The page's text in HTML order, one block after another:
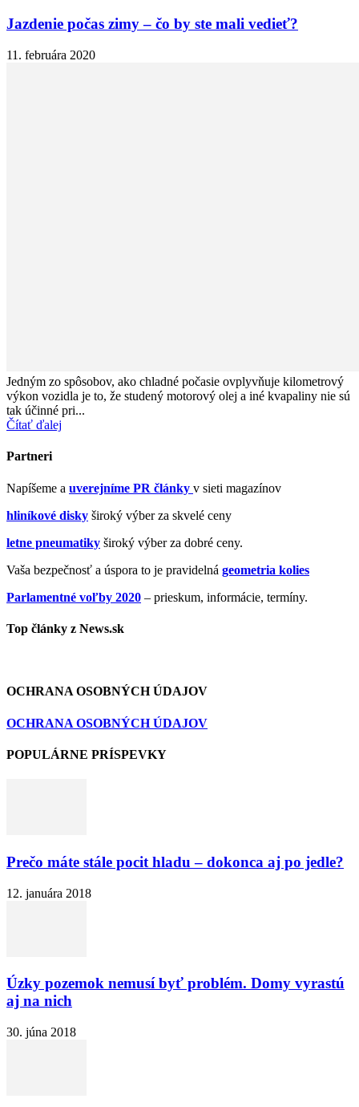
Jazdenie počas zimy – čo by ste mali vedieť?
11. februára 2020
Jedným zo spôsobov, ako chladné počasie ovplyvňuje kilometrový
výkon vozidla je to, že studený motorový olej a iné kvapaliny nie sú
tak účinné pri...
Čítať ďalej
Partneri
Napíšeme a uverejníme PR články v sieti magazínov
hliníkové disky široký výber za skvelé ceny
letne pneumatiky široký výber za dobré ceny.
Vaša bezpečnosť a úspora to je pravidelná geometria kolies
Parlamentné voľby 2020 – prieskum, informácie, termíny.
Top články z News.sk
OCHRANA OSOBNÝCH ÚDAJOV
OCHRANA OSOBNÝCH ÚDAJOV
POPULÁRNE PRÍSPEVKY
Prečo máte stále pocit hladu – dokonca aj po jedle?
12. januára 2018
Úzky pozemok nemusí byť problém. Domy vyrastú
aj na nich
30. júna 2018